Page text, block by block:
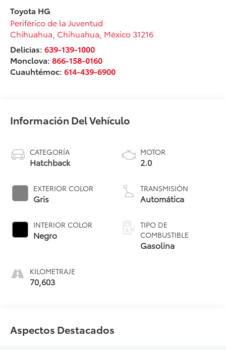
Toyota HG
Periférico de la Juventud
Chihuahua Chihuahua , México 31216
Delicias:639-139-1000
Monclova:866-158-0160
Cuauhtémoc:614-439-6900
Información Del Vehículo
CATEGORÍA
Hatchback
EXTERIOR COLOR
Gris
INTERIOR COLOR
Negro
KILOMETRAJE
70,603
MOTOR
2.0
TRANSMISIÓN
Automática
TIPO DE
COMBUSTIBLE
Gasolina
Aspectos Destacados